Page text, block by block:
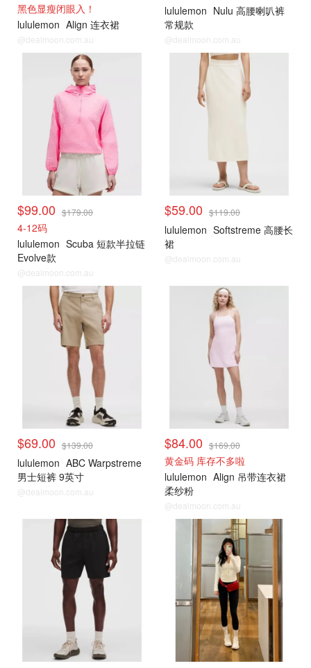
黑色显瘦闭眼入！
lululemon Align 连衣裙
@dealmoon.com.au
lululemon Nulu 高腰喇叭裤
常规款
@dealmoon.com.au
$99.00 $179.00
4-12码
lululemon Scuba 短款半拉链
Evolve款
@dealmoon.com.au
$59.00 $119.00
lululemon Softstreme 高腰长
裙
@dealmoon.com.au
$69.00 $139.00
lululemon ABC Warpstreme
男士短裤 9英寸
@dealmoon.com.au
$84.00 $169.00
黄金码 库存不多啦
lululemon Align 吊带连衣裙
柔纱粉
@dealmoon.com.au